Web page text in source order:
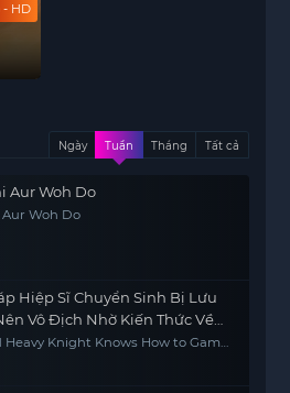
- HD
Ngày Tuần Tháng Tất cả
Aur Woh Do
Woh Do
Hiệp Sĩ Chuyển Sinh Bị Lưu
Vô Địch Nhờ Kiến Thức Về
Heavy Knight Knows How to Game